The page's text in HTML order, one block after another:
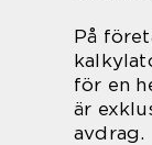
På
för en
är
avdrag.